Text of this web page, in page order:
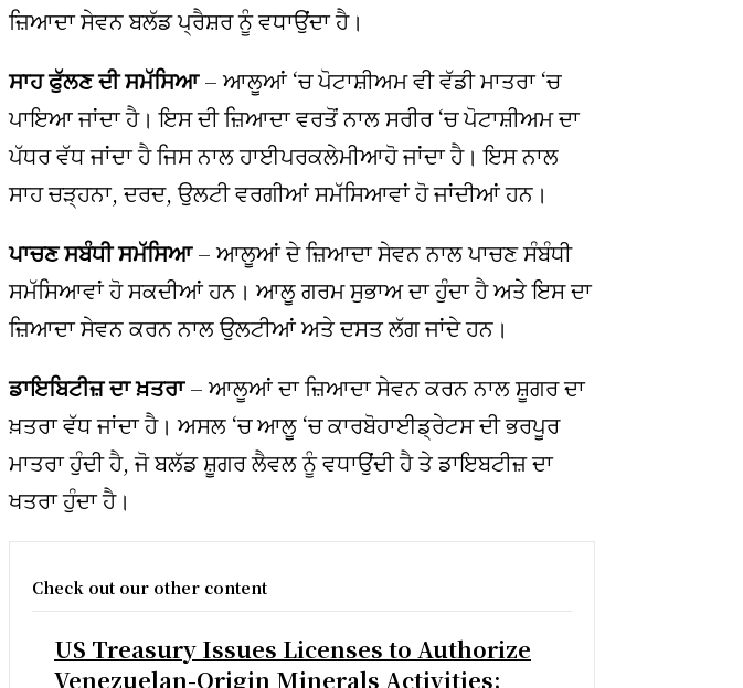
ਜ਼ਿਆਦਾ ਸੇਵਨ ਬਲੱਡ ਪ੍ਰੈਸ਼ਰ ਨੂੰ ਵਧਾਉਂਦਾ ਹੈ।
ਸਾਹ ਫੁੱਲਣ ਦੀ ਸਮੱਸਿਆ– ਆਲੂਆਂ ‘ਚ ਪੋਟਾਸ਼ੀਅਮ ਵੀ ਵੱਡੀ ਮਾਤਰਾ ‘ਚ
ਪਾਇਆ ਜਾਂਦਾ ਹੈ। ਇਸ ਦੀ ਜ਼ਿਆਦਾ ਵਰਤੋਂ ਨਾਲ ਸਰੀਰ ‘ਚ ਪੋਟਾਸ਼ੀਅਮ ਦਾ
ਪੱਧਰ ਵੱਧ ਜਾਂਦਾ ਹੈ ਜਿਸ ਨਾਲ ਹਾਈਪਰਕਲੇਮੀਆਹੋ ਜਾਂਦਾ ਹੈ। ਇਸ ਨਾਲ
ਸਾਹ ਚੜ੍ਹਨਾ, ਦਰਦ, ਉਲਟੀ ਵਰਗੀਆਂ ਸਮੱਸਿਆਵਾਂ ਹੋ ਜਾਂਦੀਆਂ ਹਨ।
ਪਾਚਣ ਸਬੰਧੀ ਸਮੱਸਿਆ– ਆਲੂਆਂ ਦੇ ਜ਼ਿਆਦਾ ਸੇਵਨ ਨਾਲ ਪਾਚਣ ਸੰਬੰਧੀ
ਸਮੱਸਿਆਵਾਂ ਹੋ ਸਕਦੀਆਂ ਹਨ। ਆਲੂ ਗਰਮ ਸੁਭਾਅ ਦਾ ਹੁੰਦਾ ਹੈ ਅਤੇ ਇਸ ਦਾ
ਜ਼ਿਆਦਾ ਸੇਵਨ ਕਰਨ ਨਾਲ ਉਲਟੀਆਂ ਅਤੇ ਦਸਤ ਲੱਗ ਜਾਂਦੇ ਹਨ।
ਡਾਇਬਿਟੀਜ਼ ਦਾ ਖ਼ਤਰਾ– ਆਲੂਆਂ ਦਾ ਜ਼ਿਆਦਾ ਸੇਵਨ ਕਰਨ ਨਾਲ ਸ਼ੂਗਰ ਦਾ
ਖ਼ਤਰਾ ਵੱਧ ਜਾਂਦਾ ਹੈ। ਅਸਲ ‘ਚ ਆਲੂ ‘ਚ ਕਾਰਬੋਹਾਈਡ੍ਰੇਟਸ ਦੀ ਭਰਪੂਰ
ਮਾਤਰਾ ਹੁੰਦੀ ਹੈ, ਜੋ ਬਲੱਡ ਸ਼ੂਗਰ ਲੈਵਲ ਨੂੰ ਵਧਾਉਂਦੀ ਹੈ ਤੇ ਡਾਇਬਟੀਜ਼ ਦਾ
ਖਤਰਾ ਹੁੰਦਾ ਹੈ।
Check out our other content
US Treasury Issues Licenses to Authorize
Venezuelan-Origin Minerals Activities;